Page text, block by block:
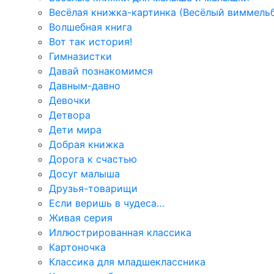
Весёлая книжка-картинка (Весёлый
Волшебная книга
Вот так история!
Гимназистки
Давай познакомимся
Давным-давно
Девочки
Детвора
Дети мира
Добрая книжка
Дорога к счастью
Досуг малыша
Друзья-товарищи
Если веришь в чудеса…
Живая серия
Иллюстрированная классика
Картоночка
Классика для младшеклассника